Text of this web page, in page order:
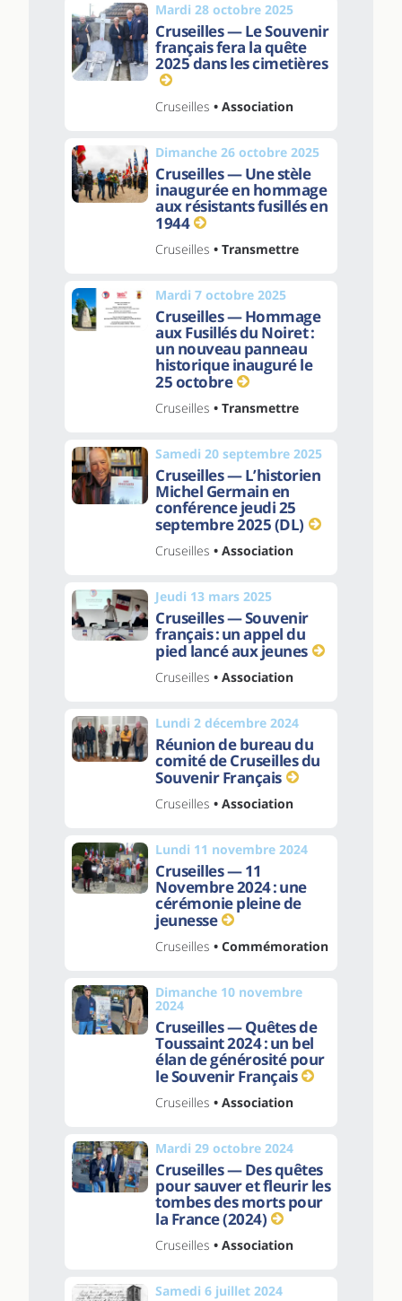
Mardi 28 octobre 2025
Cruseilles — Le Souvenir
français fera la quête
2025 dans les cimetières
Cruseilles • Association
Dimanche 26 octobre 2025
Cruseilles — Une stèle
inaugurée en hommage
aux résistants fusillés en
1944
Cruseilles • Transmettre
Mardi 7 octobre 2025
Cruseilles — Hommage
aux Fusillés du Noiret :
un nouveau panneau
historique inauguré le
25 octobre
Cruseilles • Transmettre
Samedi 20 septembre 2025
Cruseilles — L’historien
Michel Germain en
conférence jeudi 25
septembre 2025 (DL)
Cruseilles • Association
Jeudi 13 mars 2025
Cruseilles — Souvenir
français : un appel du
pied lancé aux jeunes
Cruseilles • Association
Lundi 2 décembre 2024
Réunion de bureau du
comité de Cruseilles du
Souvenir Français
Cruseilles • Association
Lundi 11 novembre 2024
Cruseilles — 11
Novembre 2024 : une
cérémonie pleine de
jeunesse
Cruseilles • Commémoration
Dimanche 10 novembre
2024
Cruseilles — Quêtes de
Toussaint 2024 : un bel
élan de générosité pour
le Souvenir Français
Cruseilles • Association
Mardi 29 octobre 2024
Cruseilles — Des quêtes
pour sauver et fleurir les
tombes des morts pour
la France (2024)
Cruseilles • Association
Samedi 6 juillet 2024